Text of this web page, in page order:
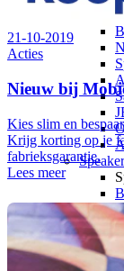
21-10-2019
Acties
Nieuw bij
Kies slim en
Krijg korting op je
fabrieksgarantie.
Lees meer